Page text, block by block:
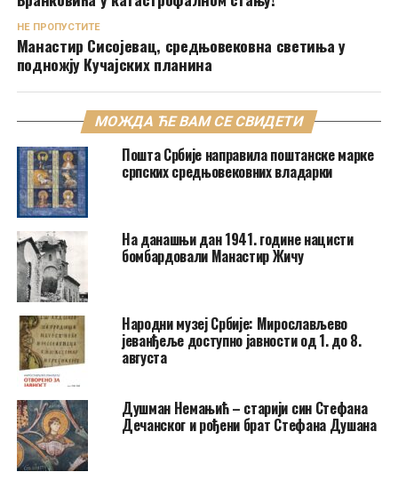
НЕ ПРОПУСТИТЕ
Манастир Сисојевац, средњовековна светиња у
подножју Кучајских планина
МОЖДА ЋЕ ВАМ СЕ СВИДЕТИ
Пошта Србије направила поштанске марке
српских средњовековних владарки
На данашњи дан 1941. године нацисти
бомбардовали Манастир Жичу
Народни музеј Србије: Мирослављево
јеванђеље доступно јавности од 1. до 8.
августа
Душман Немањић – старији син Стефана
Дечанског и рођени брат Стефана Душана